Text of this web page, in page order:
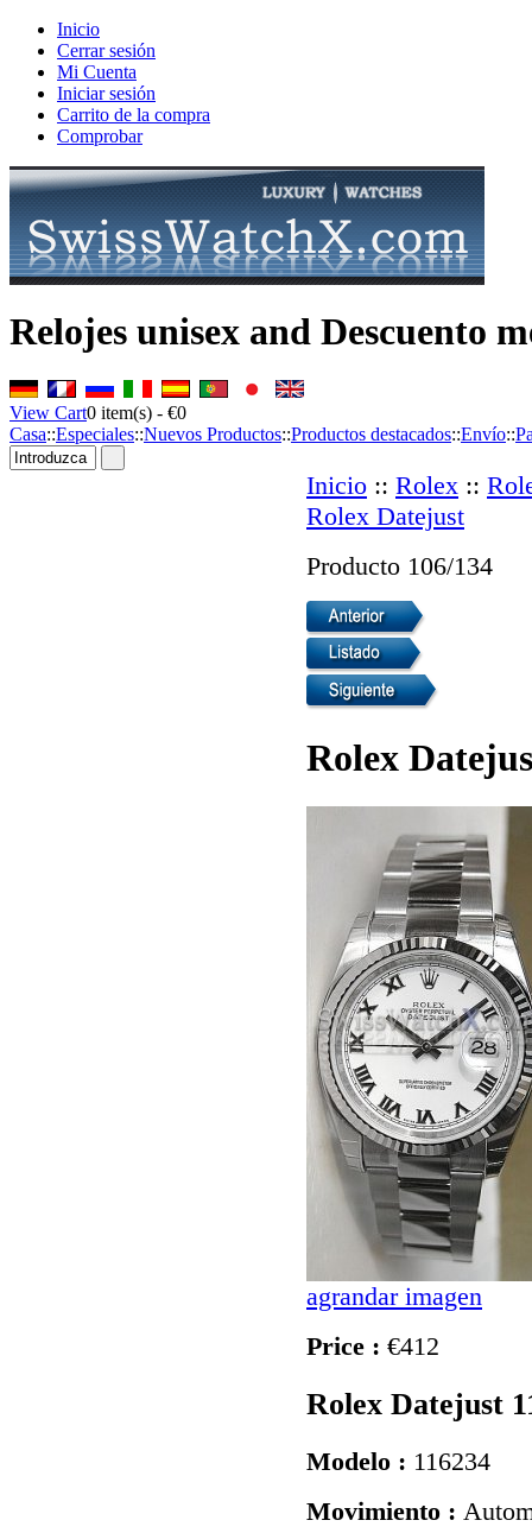
Inicio
Cerrar sesión
Mi Cuenta
Iniciar sesión
Carrito de la compra
Comprobar
Relojes unisex and Descuento
View Cart0 item(s) - €0
Casa::Especiales::Nuevos Productos::Productos destacados::Envío::
Inicio :: Rolex ::
Rolex Datejust
Producto 106/134
Rolex
agrandar imagen
Price : €412
Rolex Datejust
Modelo : 116234
Movimiento :